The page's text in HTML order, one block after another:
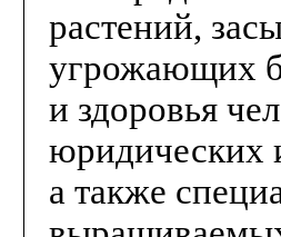
растений,
угрожающих
и здоровья
юридических
а также